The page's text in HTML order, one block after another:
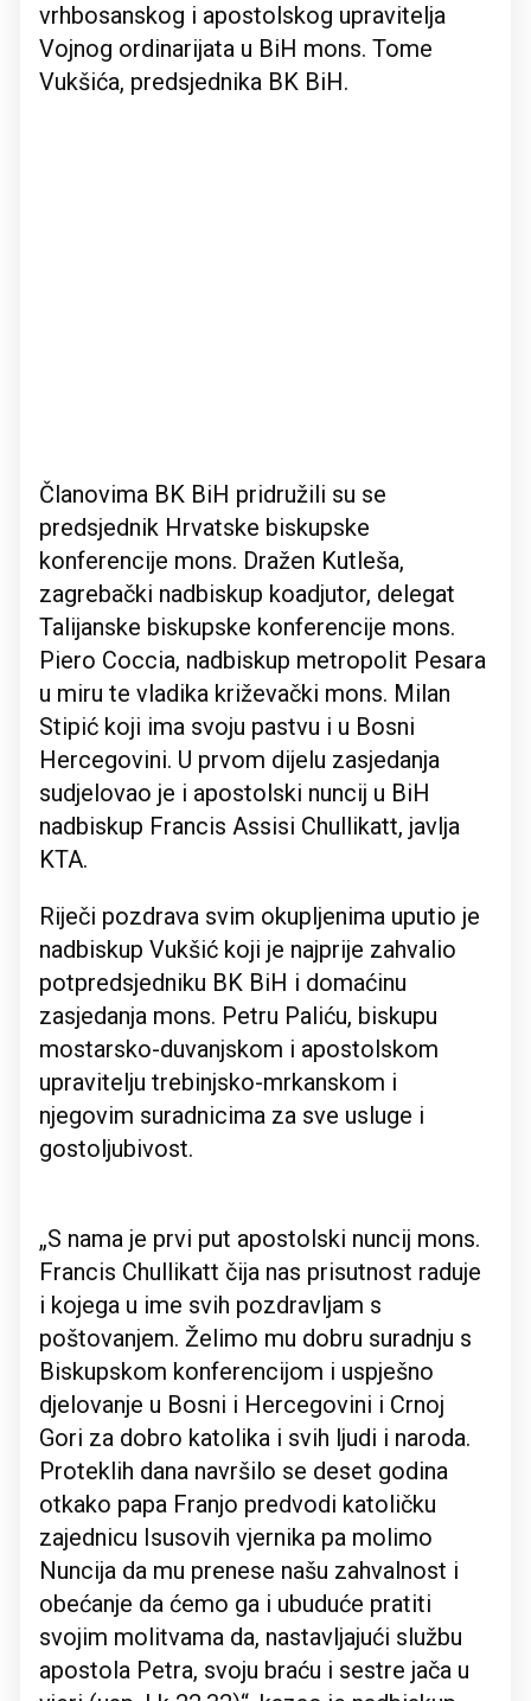
vrhbosanskog i apostolskog upravitelja
Vojnog ordinarijata u BiH mons. Tome
Vukšića, predsjednika BK BiH.
Članovima BK BiH pridružili su se
predsjednik Hrvatske biskupske
konferencije mons. Dražen Kutleša,
zagrebački nadbiskup koadjutor, delegat
Talijanske biskupske konferencije mons.
Piero Coccia, nadbiskup metropolit Pesara
u miru te vladika križevački mons. Milan
Stipić koji ima svoju pastvu i u Bosni
Hercegovini. U prvom dijelu zasjedanja
sudjelovao je i apostolski nuncij u BiH
nadbiskup Francis Assisi Chullikatt, javlja
KTA.
Riječi pozdrava svim okupljenima uputio je
nadbiskup Vukšić koji je najprije zahvalio
potpredsjedniku BK BiH i domaćinu
zasjedanja mons. Petru Paliću, biskupu
mostarsko-duvanjskom i apostolskom
upravitelju trebinjsko-mrkanskom i
njegovim suradnicima za sve usluge i
gostoljubivost.
„S nama je prvi put apostolski nuncij mons.
Francis Chullikatt čija nas prisutnost raduje
i kojega u ime svih pozdravljam s
poštovanjem. Želimo mu dobru suradnju s
Biskupskom konferencijom i uspješno
djelovanje u Bosni i Hercegovini i Crnoj
Gori za dobro katolika i svih ljudi i naroda.
Proteklih dana navršilo se deset godina
otkako papa Franjo predvodi katoličku
zajednicu Isusovih vjernika pa molimo
Nuncija da mu prenese našu zahvalnost i
obećanje da ćemo ga i ubuduće pratiti
svojim molitvama da, nastavljajući službu
apostola Petra, svoju braću i sestre jača u